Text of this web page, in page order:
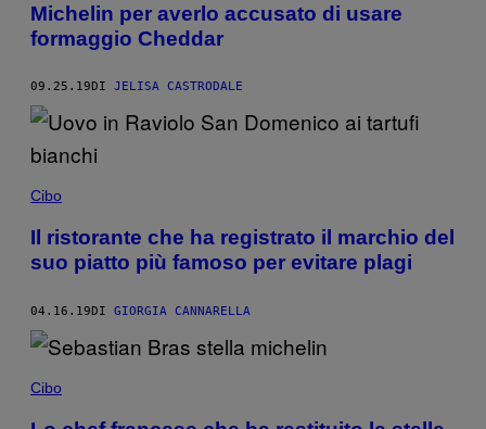
Michelin per averlo accusato di usare
formaggio Cheddar
09.25.19 DI JELISA CASTRODALE
Cibo
Il ristorante che ha registrato il marchio del
suo piatto più famoso per evitare plagi
04.16.19DI GIORGIA CANNARELLA
Cibo